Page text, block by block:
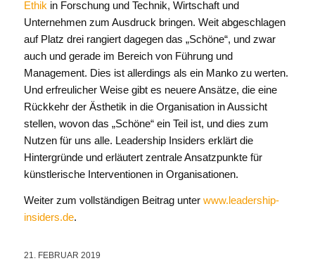
Ethik in Forschung und Technik, Wirtschaft und
Unternehmen zum Ausdruck bringen. Weit abgeschlagen
auf Platz drei rangiert dagegen das „Schöne“, und zwar
auch und gerade im Bereich von Führung und
Management. Dies ist allerdings als ein Manko zu werten.
Und erfreulicher Weise gibt es neuere Ansätze, die eine
Rückkehr der Ästhetik in die Organisation in Aussicht
stellen, wovon das „Schöne“ ein Teil ist, und dies zum
Nutzen für uns alle. Leadership Insiders erklärt die
Hintergründe und erläutert zentrale Ansatzpunkte für
künstlerische Interventionen in Organisationen.
Weiter zum vollständigen Beitrag unter www.leadership-
insiders.de.
21. FEBRUAR 2019